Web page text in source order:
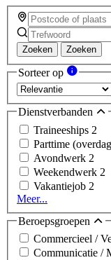
Zoeken Zoeken
Sorteer op
Dienstverbanden
Traineeships 2
Parttime
Avondwerk 2
Weekendwerk 2
Vakantiejob 2
Meer...
Beroepsgroepen
Commercieel /
Communicatie /